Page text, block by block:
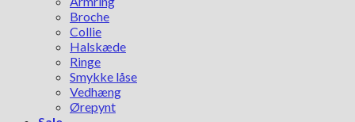
Broche
Collie
Halskæde
Ringe
Smykke låse
Vedhæng
Ørepynt